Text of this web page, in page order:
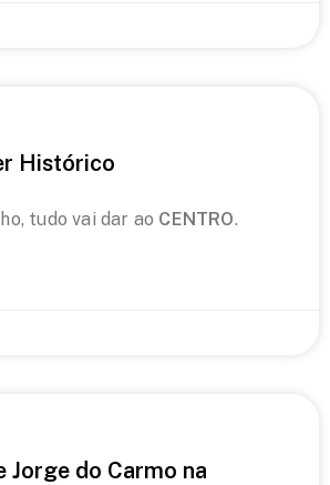
Histórico
tudo vai dar ao CENTRO.
Jorge do Carmo na